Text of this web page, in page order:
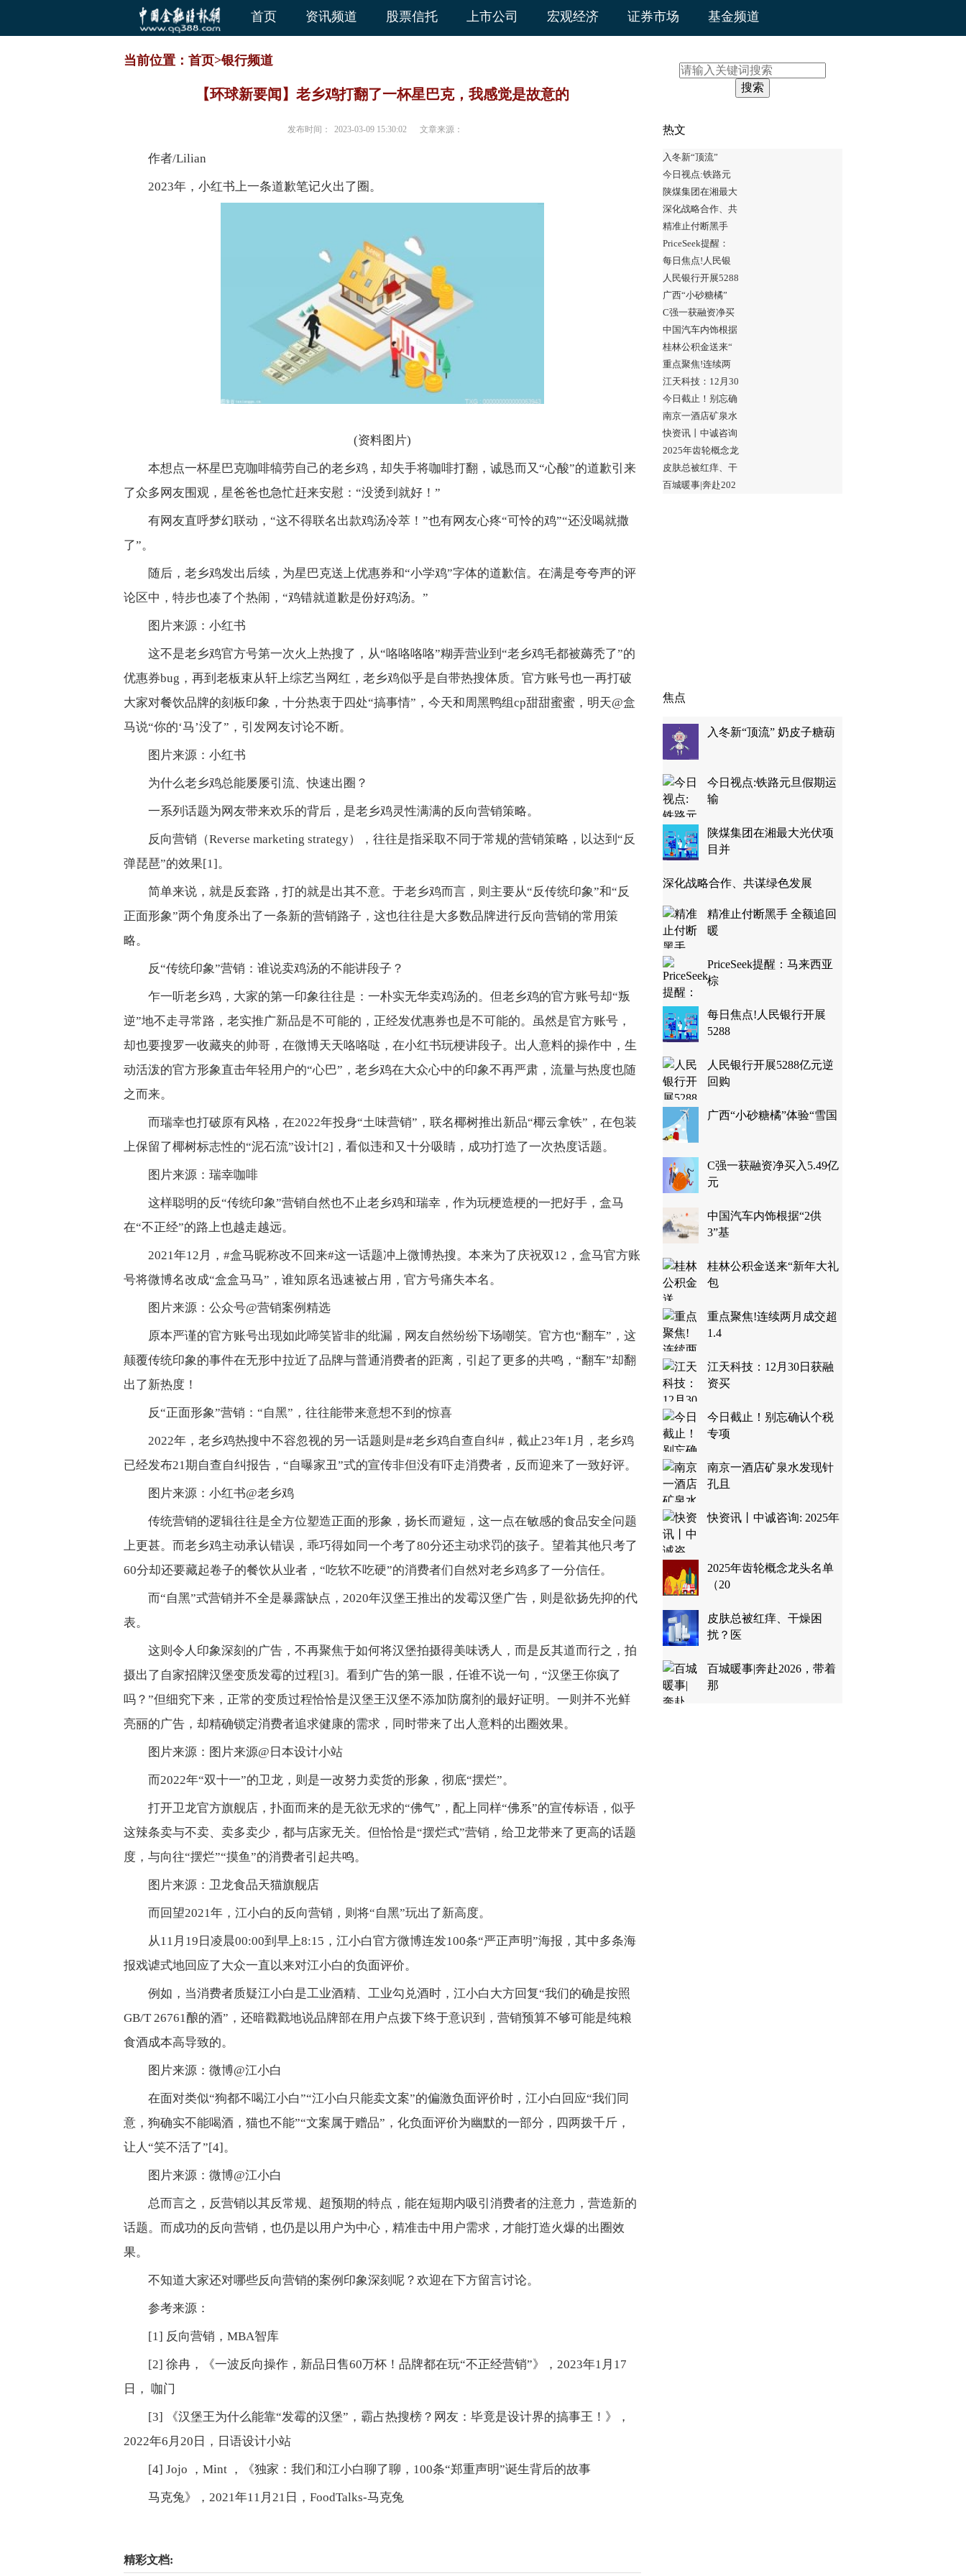
首页 资讯频道 股票信托 上市公司 宏观经济 证券市场 基金频道
当前位置： 首页>银行频道
【环球新要闻】老乡鸡打翻了一杯星巴克，我感觉是故意的
发布时间： 2023-03-09 15:30:02 文章来源：
作者/Lilian
2023年，小红书上一条道歉笔记火出了圈。
(资料图片)
本想点一杯星巴克咖啡犒劳自己的老乡鸡，却失手将咖啡打翻，诚恳而又“心酸”的道歉引来
了众多网友围观，星爸爸也急忙赶来安慰：“没烫到就好！”
有网友直呼梦幻联动，“这不得联名出款鸡汤冷萃！”也有网友心疼“可怜的鸡”“还没喝就撒
了”。
随后，老乡鸡发出后续，为星巴克送上优惠券和“小学鸡”字体的道歉信。在满是夸夸声的评
论区中，特步也凑了个热闹，“鸡错就道歉是份好鸡汤。”
图片来源：小红书
这不是老乡鸡官方号第一次火上热搜了，从“咯咯咯咯”糊弄营业到“老乡鸡毛都被薅秃了”的
优惠券bug，再到老板束从轩上综艺当网红，老乡鸡似乎是自带热搜体质。官方账号也一再打破
大家对餐饮品牌的刻板印象，十分热衷于四处“搞事情”，今天和周黑鸭组cp甜甜蜜蜜，明天@盒
马说“你的‘马’没了”，引发网友讨论不断。
图片来源：小红书
为什么老乡鸡总能屡屡引流、快速出圈？
一系列话题为网友带来欢乐的背后，是老乡鸡灵性满满的反向营销策略。
反向营销（Reverse marketing strategy），往往是指采取不同于常规的营销策略，以达到“反
弹琵琶”的效果[1]。
简单来说，就是反套路，打的就是出其不意。于老乡鸡而言，则主要从“反传统印象”和“反
正面形象”两个角度杀出了一条新的营销路子，这也往往是大多数品牌进行反向营销的常用策
略。
反“传统印象”营销：谁说卖鸡汤的不能讲段子？
乍一听老乡鸡，大家的第一印象往往是：一朴实无华卖鸡汤的。但老乡鸡的官方账号却“叛
逆”地不走寻常路，老实推广新品是不可能的，正经发优惠券也是不可能的。虽然是官方账号，
却也要搜罗一收藏夹的帅哥，在微博天天咯咯哒，在小红书玩梗讲段子。出人意料的操作中，生
动活泼的官方形象直击年轻用户的“心巴”，老乡鸡在大众心中的印象不再严肃，流量与热度也随
之而来。
而瑞幸也打破原有风格，在2022年投身“土味营销”，联名椰树推出新品“椰云拿铁”，在包装
上保留了椰树标志性的“泥石流”设计[2]，看似违和又十分吸睛，成功打造了一次热度话题。
图片来源：瑞幸咖啡
这样聪明的反“传统印象”营销自然也不止老乡鸡和瑞幸，作为玩梗造梗的一把好手，盒马
在“不正经”的路上也越走越远。
2021年12月，#盒马昵称改不回来#这一话题冲上微博热搜。本来为了庆祝双12，盒马官方账
号将微博名改成“盒盒马马”，谁知原名迅速被占用，官方号痛失本名。
图片来源：公众号@营销案例精选
原本严谨的官方账号出现如此啼笑皆非的纰漏，网友自然纷纷下场嘲笑。官方也“翻车”，这
颠覆传统印象的事件在无形中拉近了品牌与普通消费者的距离，引起了更多的共鸣，“翻车”却翻
出了新热度！
反“正面形象”营销：“自黑”，往往能带来意想不到的惊喜
2022年，老乡鸡热搜中不容忽视的另一话题则是#老乡鸡自查自纠#，截止23年1月，老乡鸡
已经发布21期自查自纠报告，“自曝家丑”式的宣传非但没有吓走消费者，反而迎来了一致好评。
图片来源：小红书@老乡鸡
传统营销的逻辑往往是全方位塑造正面的形象，扬长而避短，这一点在敏感的食品安全问题
上更甚。而老乡鸡主动承认错误，乖巧得如同一个考了80分还主动求罚的孩子。望着其他只考了
60分却还要藏起卷子的餐饮从业者，“吃软不吃硬”的消费者们自然对老乡鸡多了一分信任。
而“自黑”式营销并不全是暴露缺点，2020年汉堡王推出的发霉汉堡广告，则是欲扬先抑的代
表。
这则令人印象深刻的广告，不再聚焦于如何将汉堡拍摄得美味诱人，而是反其道而行之，拍
摄出了自家招牌汉堡变质发霉的过程[3]。看到广告的第一眼，任谁不说一句，“汉堡王你疯了
吗？”但细究下来，正常的变质过程恰恰是汉堡王汉堡不添加防腐剂的最好证明。一则并不光鲜
亮丽的广告，却精确锁定消费者追求健康的需求，同时带来了出人意料的出圈效果。
图片来源：图片来源@日本设计小站
而2022年“双十一”的卫龙，则是一改努力卖货的形象，彻底“摆烂”。
打开卫龙官方旗舰店，扑面而来的是无欲无求的“佛气”，配上同样“佛系”的宣传标语，似乎
这辣条卖与不卖、卖多卖少，都与店家无关。但恰恰是“摆烂式”营销，给卫龙带来了更高的话题
度，与向往“摆烂”“摸鱼”的消费者引起共鸣。
图片来源：卫龙食品天猫旗舰店
而回望2021年，江小白的反向营销，则将“自黑”玩出了新高度。
从11月19日凌晨00:00到早上8:15，江小白官方微博连发100条“严正声明”海报，其中多条海
报戏谑式地回应了大众一直以来对江小白的负面评价。
例如，当消费者质疑江小白是工业酒精、工业勾兑酒时，江小白大方回复“我们的确是按照
GB/T 26761酿的酒”，还暗戳戳地说品牌部在用户点拨下终于意识到，营销预算不够可能是纯粮
食酒成本高导致的。
图片来源：微博@江小白
在面对类似“狗都不喝江小白”“江小白只能卖文案”的偏激负面评价时，江小白回应“我们同
意，狗确实不能喝酒，猫也不能”“文案属于赠品”，化负面评价为幽默的一部分，四两拨千斤，
让人“笑不活了”[4]。
图片来源：微博@江小白
总而言之，反营销以其反常规、超预期的特点，能在短期内吸引消费者的注意力，营造新的
话题。而成功的反向营销，也仍是以用户为中心，精准击中用户需求，才能打造火爆的出圈效
果。
不知道大家还对哪些反向营销的案例印象深刻呢？欢迎在下方留言讨论。
参考来源：
[1] 反向营销，MBA智库
[2] 徐冉，《一波反向操作，新品日售60万杯！品牌都在玩“不正经营销”》，2023年1月17
日， 咖门
[3] 《汉堡王为什么能靠“发霉的汉堡”，霸占热搜榜？网友：毕竟是设计界的搞事王！》，
2022年6月20日，日语设计小站
[4] Jojo ，Mint ，《独家：我们和江小白聊了聊，100条“郑重声明”诞生背后的故事
马克兔》，2021年11月21日，FoodTalks-马克兔
精彩文档:
搜索
热文
入冬新“顶流”
今日视点:铁路元
陕煤集团在湘最大
深化战略合作、共
精准止付断黑手
PriceSeek提醒：
每日焦点!人民银
人民银行开展5288
广西“小砂糖橘”
C强一获融资净买
中国汽车内饰根据
桂林公积金送来“
重点聚焦!连续两
江天科技：12月30
今日截止！别忘确
南京一酒店矿泉水
快资讯丨中诚咨询
2025年齿轮概念龙
皮肤总被红痒、干
百城暖事|奔赴202
焦点
入冬新“顶流” 奶皮子糖葫
今日视点:铁路元旦假期运
输
陕煤集团在湘最大光伏项
目并
深化战略合作、共谋绿色发展
精准止付断黑手 全额追回
暖
PriceSeek提醒：马来西亚
棕
每日焦点!人民银行开展
5288
人民银行开展5288亿元逆
回购
广西“小砂糖橘”体验“雪国
C强一获融资净买入5.49亿
元
中国汽车内饰根据“2供
3”基
桂林公积金送来“新年大礼
包
重点聚焦!连续两月成交超
1.4
江天科技：12月30日获融
资买
今日截止！别忘确认个税
专项
南京一酒店矿泉水发现针
孔且
快资讯丨中诚咨询: 2025年
2025年齿轮概念龙头名单
（20
皮肤总被红痒、干燥困
扰？医
百城暖事|奔赴2026，带着
那